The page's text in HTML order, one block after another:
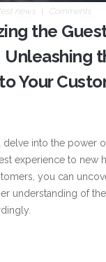
news Comments
the
Unleashing
Your
delve into the power
experience to new
you can
understanding of